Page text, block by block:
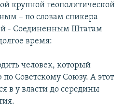
крупной геополитической
– по словам спикера
- Соединенным Штатам
время:
человек, который
по Советскому Союзу. А этот
в у власти до середины